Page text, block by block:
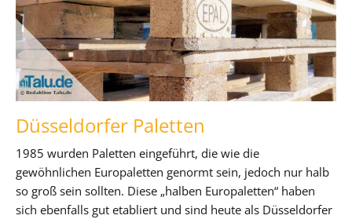
Düsseldorfer Paletten
1985 wurden Paletten eingeführt, die wie die
gewöhnlichen Europaletten genormt sein, jedoch nur halb
so groß sein sollten. Diese „halben Europaletten“ haben
sich ebenfalls gut etabliert und sind heute als Düsseldorfer